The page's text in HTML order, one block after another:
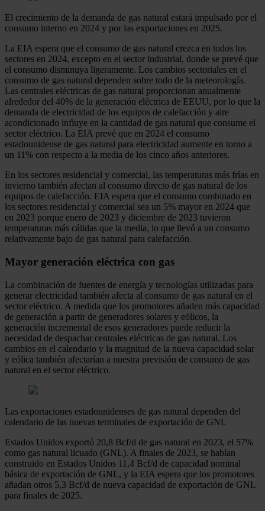
El crecimiento de la demanda de gas natural estará impulsado por el
consumo interno en 2024 y por las exportaciones en 2025.
La EIA espera que el consumo de gas natural crezca en todos los
sectores en 2024, excepto en el sector industrial, donde se prevé que
el consumo disminuya ligeramente. Los cambios sectoriales en el
consumo de gas natural dependen sobre todo de la meteorología.
Las centrales eléctricas de gas natural proporcionan anualmente
alrededor del 40% de la generación eléctrica de EEUU, por lo que la
demanda de electricidad de los equipos de calefacción y aire
acondicionado influye en la cantidad de gas natural que consume el
sector eléctrico. La EIA prevé que en 2024 el consumo
estadounidense de gas natural para electricidad aumente en torno a
un 11% con respecto a la media de los cinco años anteriores.
En los sectores residencial y comercial, las temperaturas más frías en
invierno también afectan al consumo directo de gas natural de los
equipos de calefacción. EIA espera que el consumo combinado en
los sectores residencial y comercial sea un 5% mayor en 2024 que
en 2023 porque enero de 2023 y diciembre de 2023 tuvieron
temperaturas más cálidas que la media, lo que llevó a un consumo
relativamente bajo de gas natural para calefacción.
Mayor generación eléctrica con gas
La combinación de fuentes de energía y tecnologías utilizadas para
generar electricidad también afecta al consumo de gas natural en el
sector eléctrico. A medida que los promotores añaden más capacidad
de generación a partir de generadores solares y eólicos, la
generación incremental de esos generadores puede reducir la
necesidad de despachar centrales eléctricas de gas natural. Los
cambios en el calendario y la magnitud de la nueva capacidad solar
y eólica también afectarían a nuestra previsión de consumo de gas
natural en el sector eléctrico.
Las exportaciones estadounidenses de gas natural dependen del
calendario de las nuevas terminales de exportación de GNL
Estados Unidos exportó 20,8 Bcf/d de gas natural en 2023, el 57%
como gas natural licuado (GNL). A finales de 2023, se habían
construido en Estados Unidos 11,4 Bcf/d de capacidad nominal
básica de exportación de GNL, y la EIA espera que los promotores
añadan otros 5,3 Bcf/d de nueva capacidad de exportación de GNL
para finales de 2025.